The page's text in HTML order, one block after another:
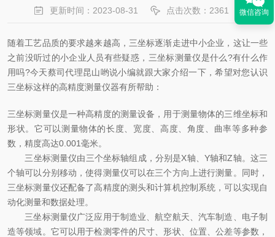
更新时间：2023-08-31 点击次数：2361
随着工艺品质的要求越来越高，三坐标逐渐走进中小企业，这让一些
之前没听过的小企业人员有些疑惑，三坐标测量仪是什么?有什么作
用吗?今天蔡司代理昆山哟说小编就跟大家介绍一下，希望对您认识
三坐标这样的高精度测量仪器有所帮助：
三坐标测量仪是一种高精度的测量设备，用于测量物体的三维坐标和
形状。它可以测量物体的长度、宽度、高度、角度、曲率等多种参
数，精度高达0.001毫米。
三坐标测量仪由三个坐标轴组成，分别是X轴、Y轴和Z轴。这三
个轴可以分别移动，使得测量仪可以在三个方向上进行测量。同时，
三坐标测量仪还配备了高精度的测头和计算机控制系统，可以实现自
动化测量和数据处理。
三坐标测量仪广泛应用于制造业、航空航天、汽车制造、电子制
造等领域。它可以用于检测零件的尺寸、形状、位置、公差等参数，
微信咨询